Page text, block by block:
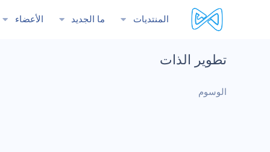
المنتديات ما الجديد الأعضاء
تطوير الذات
الوسوم